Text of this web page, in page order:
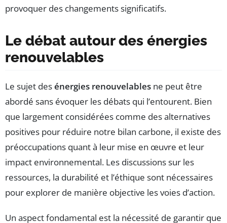
provoquer des changements significatifs.
Le débat autour des énergies
renouvelables
Le sujet desénergies renouvelables ne peut être
abordé sans évoquer les débats qui l’entourent. Bien
que largement considérées comme des alternatives
positives pour réduire notre bilan carbone, il existe des
préoccupations quant à leur mise en œuvre et leur
impact environnemental. Les discussions sur les
ressources, la durabilité et l’éthique sont nécessaires
pour explorer de manière objective les voies d’action.
Un aspect fondamental est la nécessité de garantir que